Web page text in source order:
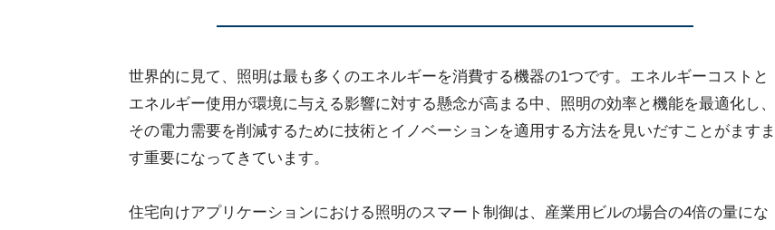
世界的に見て、照明は最も多くのエネルギーを消費する機器の1つです。エネルギーコストと
エネルギー使用が環境に与える影響に対する懸念が高まる中、照明の効率と機能を最適化し、
その電力需要を削減するために技術とイノベーションを適用する方法を見いだすことがますま
す重要になってきています。
住宅向けアプリケーションにおける照明のスマート制御は、産業用ビルの場合の4倍の量にな